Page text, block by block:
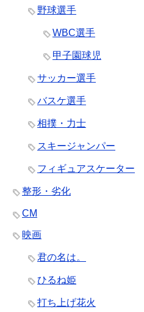
野球選手
WBC選手
甲子園球児
サッカー選手
バスケ選手
相撲・力士
スキージャンパー
フィギュアスケーター
整形・劣化
CM
映画
君の名は。
ひるね姫
打ち上げ花火